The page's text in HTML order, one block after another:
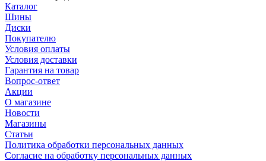
Каталог
Шины
Диски
Покупателю
Условия оплаты
Условия доставки
Гарантия на товар
Вопрос-ответ
Акции
О магазине
Новости
Магазины
Статьи
Политика обработки персональных данных
Согласие на обработку персональных данных